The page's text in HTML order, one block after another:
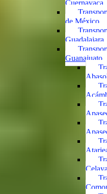
Cuernavaca
de México
Guadalajara
Guanajuato
Celaya